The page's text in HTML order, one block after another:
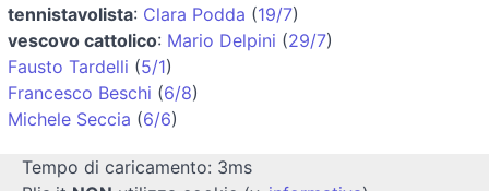
tennistavolista: Clara Podda (19/7)
vescovo cattolico: Mario Delpini (29/7)
Fausto Tardelli (5/1)
Francesco Beschi (6/8)
Michele Seccia (6/6)
Tempo di caricamento: 3ms